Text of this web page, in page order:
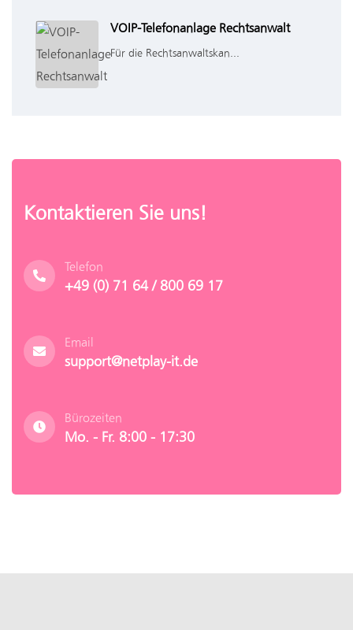
VOIP-Telefonanlage Rechtsanwalt
Für die Rechtsanwaltskan...
Kontaktieren Sie uns!
Telefon
+49 (0) 71 64 / 800 69 17
Email
support@netplay-it.de
Bürozeiten
Mo. - Fr. 8:00 - 17:30